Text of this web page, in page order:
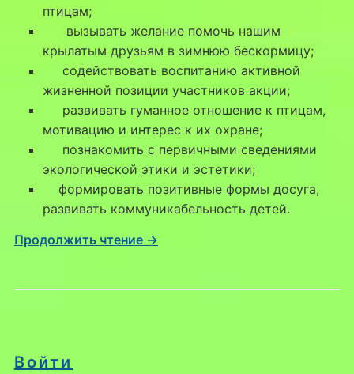
Войти
птицам;
вызывать желание помочь нашим
крылатым друзьям в зимнюю бескормицу;
содействовать воспитанию активной
жизненной позиции участников акции;
развивать гуманное отношение к птицам,
мотивацию и интерес к их охране;
познакомить с первичными сведениями
экологической этики и эстетики;
формировать позитивные формы досуга,
развивать коммуникабельность детей.
Продолжить чтение →